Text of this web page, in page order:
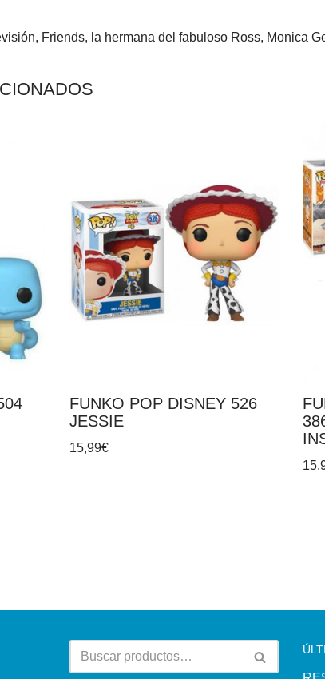
Friends, la hermana del fabuloso Ross, Monica
FUNKO POP DISNEY 526
JESSIE
15,99€